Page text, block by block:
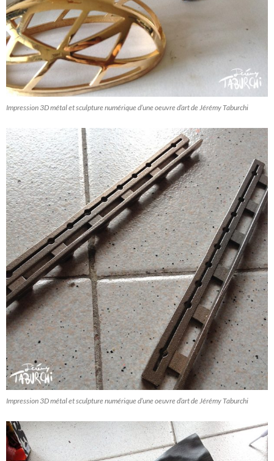
Impression 3D métal et sculpture numérique d’une oeuvre d’art de Jérémy Taburchi
Impression 3D métal et sculpture numérique d’une oeuvre d’art de Jérémy Taburchi